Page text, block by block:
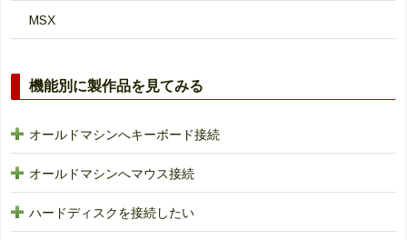
MSX
機能別に製作品を見てみる
オールドマシンへキーボード接続
オールドマシンへマウス接続
ハードディスクを接続したい